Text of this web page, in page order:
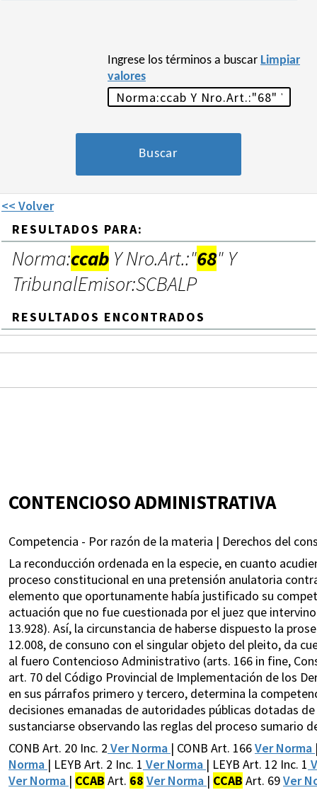
Ingrese los términos a buscar Limpiar
valores
<< Volver
RESULTADOS PARA:
Norma:ccab Y Nro.Art.:"68" Y
TribunalEmisor:SCBALP
RESULTADOS ENCONTRADOS
CONTENCIOSO ADMINISTRATIVA
Competencia - Por razón de la materia | Derechos del
La reconducción ordenada en la especie, en cuanto
proceso constitucional en una pretensión anulatoria
elemento que oportunamente había justificado su
actuación que no fue cuestionada por el juez que
13.928). Así, la circunstancia de haberse dispuesto la
12.008, de consuno con el singular objeto del pleito, da
al fuero Contencioso Administrativo (arts. 166 in fine,
art. 70 del Código Provincial de Implementación de los
en sus párrafos primero y tercero, determina la
decisiones emanadas de autoridades públicas dotadas
sustanciarse observando las reglas del proceso sumario
CONB Art. 20 Inc. 2 Ver Norma | CONB Art. 166Ver Norma
Norma | LEYB Art. 2 Inc. 1 Ver Norma | LEYB Art. 12 Inc. 1
Ver Norma | CCAB Art. 68 Ver Norma | CCAB Art. 69Ver